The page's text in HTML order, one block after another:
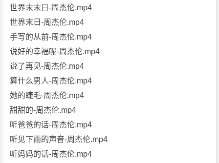
世界末末日-周杰伦.mp4
世界末日-周杰伦.mp4
手写的从前-周杰伦.mp4
说好的幸福呢-周杰伦.mp4
说了再见-周杰伦.mp4
算什么男人-周杰伦.mp4
她的睫毛-周杰伦.mp4
甜甜的-周杰伦.mp4
听爸爸的话-周杰伦.mp4
听见下雨的声音-周杰伦.mp4
听妈妈的话-周杰伦.mp4